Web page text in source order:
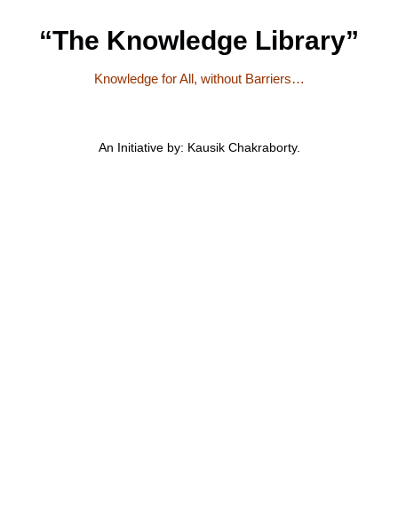
“The Knowledge Library”
Knowledge for All, without Barriers…
An Initiative by: Kausik Chakraborty.